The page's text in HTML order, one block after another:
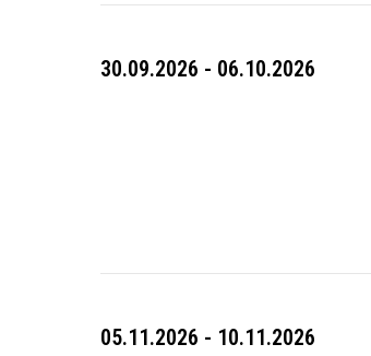
30.09.2026 - 06.10.2026
05.11.2026 - 10.11.2026